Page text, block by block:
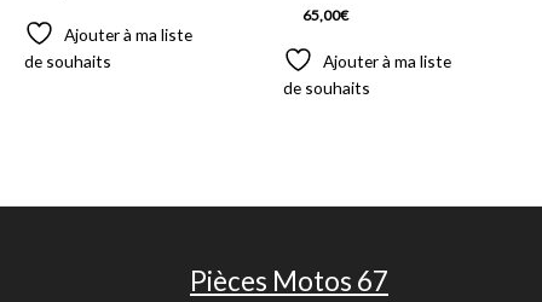
Ajouter à ma liste
de souhaits
65,00€
Ajouter à ma liste
de souhaits
Pièces Motos 67